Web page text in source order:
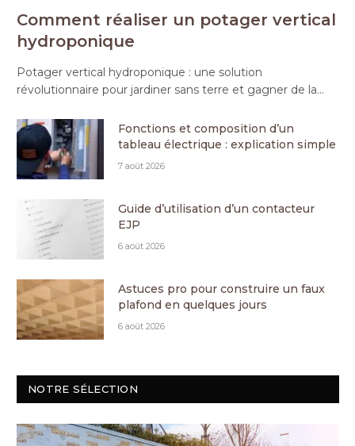
Comment réaliser un potager vertical
hydroponique
Potager vertical hydroponique : une solution
révolutionnaire pour jardiner sans terre et gagner de la…
Fonctions et composition d’un
tableau électrique : explication simple
7 août 2026
Guide d’utilisation d’un contacteur
EJP
6 août 2026
Astuces pro pour construire un faux
plafond en quelques jours
6 août 2026
NOTRE SÉLECTION